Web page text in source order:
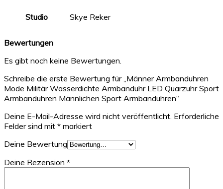
Studio Skye Reker
Bewertungen
Es gibt noch keine Bewertungen.
Schreibe die erste Bewertung für „Männer Armbanduhren
Mode Militär Wasserdichte Armbanduhr LED Quarzuhr Sport
Armbanduhren Männlichen Sport Armbanduhren“
Deine E-Mail-Adresse wird nicht veröffentlicht. Erforderliche
Felder sind mit * markiert
Deine Bewertung
Deine Rezension *